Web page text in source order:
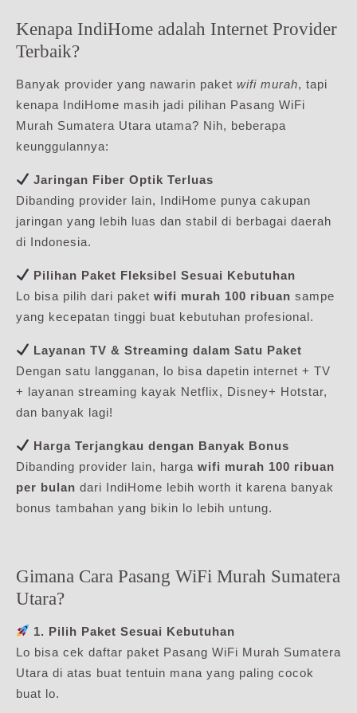
Kenapa IndiHome adalah Internet Provider
Terbaik?
Banyak provider yang nawarin paket wifi murah, tapi
kenapa IndiHome masih jadi pilihan Pasang WiFi
Murah Sumatera Utara utama? Nih, beberapa
keunggulannya:
Jaringan Fiber Optik Terluas
Dibanding provider lain, IndiHome punya cakupan
jaringan yang lebih luas dan stabil di berbagai daerah
di Indonesia.
Pilihan Paket Fleksibel Sesuai Kebutuhan
Lo bisa pilih dari paket wifi murah 100 ribuan sampe
yang kecepatan tinggi buat kebutuhan profesional.
Layanan TV & Streaming dalam Satu Paket
Dengan satu langganan, lo bisa dapetin internet + TV
+ layanan streaming kayak Netflix, Disney+ Hotstar,
dan banyak lagi!
Harga Terjangkau dengan Banyak Bonus
Dibanding provider lain, harga wifi murah 100 ribuan
per bulan dari IndiHome lebih worth it karena banyak
bonus tambahan yang bikin lo lebih untung.
Gimana Cara Pasang WiFi Murah Sumatera
Utara?
1. Pilih Paket Sesuai Kebutuhan
Lo bisa cek daftar paket Pasang WiFi Murah Sumatera
Utara di atas buat tentuin mana yang paling cocok
buat lo.